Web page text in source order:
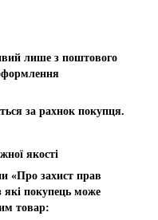
лише з поштового
за рахнок покупця.
якості
«Про захист прав
які покупець може
товар: